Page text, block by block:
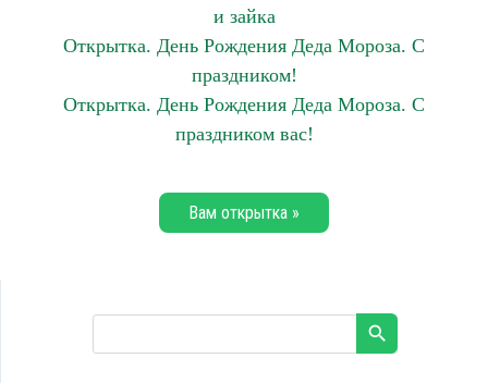
и зайка
Открытка. День Рождения Деда Мороза. С
праздником!
Открытка. День Рождения Деда Мороза. С
праздником вас!
Вам открытка »